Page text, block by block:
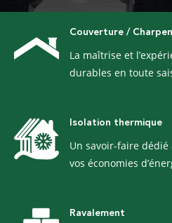
Couverture /
La maîtrise et
durables en toute
Isolation thermique
Un savoir-faire dédié
vos économies
Ravalement